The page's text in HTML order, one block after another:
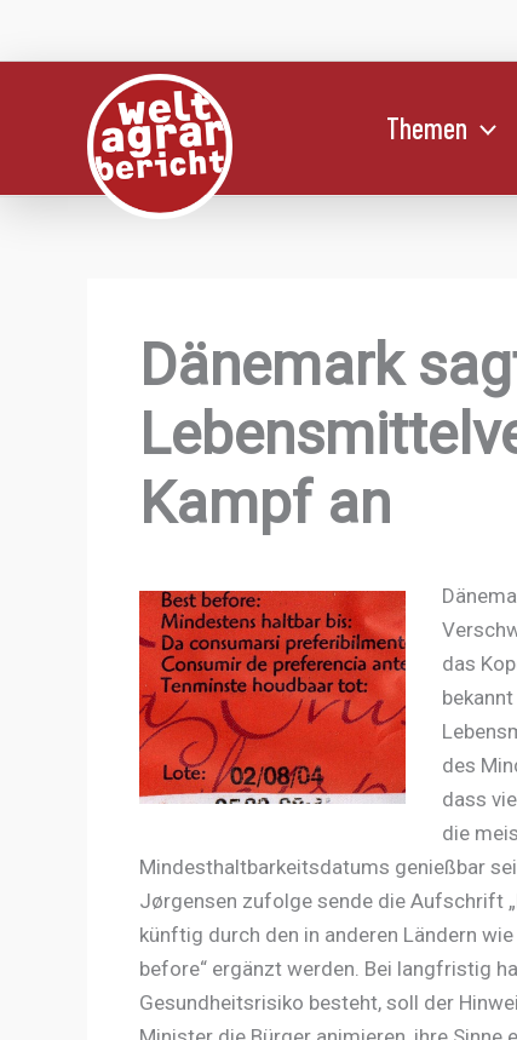
Themen
Dänemark
Kampf an
das
des
dass
die
Mindesthaltbarkeitsdatums genießbar
Jørgensen zufolge sende die Aufschrift
künftig durch den in anderen Ländern
before“ ergänzt werden. Bei langfristig
Gesundheitsrisiko besteht, soll der